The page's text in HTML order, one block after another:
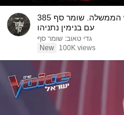
מנקודת מבטו האישית של ראש הממשלה. שומר סף 385
עם בנימין נתניהו
גדי טאוב: שומר סף
New
100K views